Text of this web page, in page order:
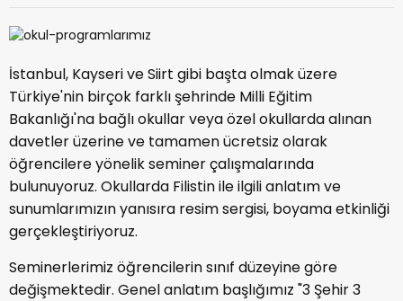
İstanbul, Kayseri ve Siirt gibi başta olmak üzere
Türkiye'nin birçok farklı şehrinde Milli Eğitim
Bakanlığı'na bağlı okullar veya özel okullarda alınan
davetler üzerine ve tamamen ücretsiz olarak
öğrencilere yönelik seminer çalışmalarında
bulunuyoruz. Okullarda Filistin ile ilgili anlatım ve
sunumlarımızın yanısıra resim sergisi, boyama etkinliği
gerçekleştiriyoruz.
Seminerlerimiz öğrencilerin sınıf düzeyine göre
değişmektedir. Genel anlatım başlığımız "3 Şehir 3